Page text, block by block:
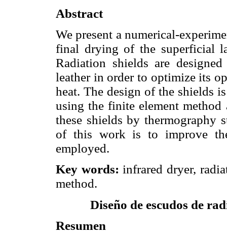
Abstract
We present a numerical-
final drying of the superficial
Radiation shields are
leather in order to optimize its
heat. The design of the shields
using the finite element
these shields by thermography
of this work is to improve
employed.
Key words: infrared dryer,
method.
Diseño de escudos de
Resumen